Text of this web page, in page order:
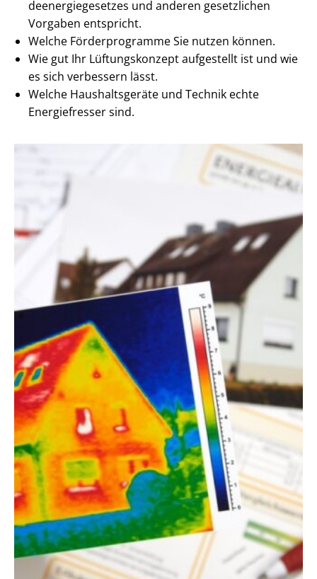
de­en­er­gie­ge­set­zes und anderen gesetzlichen
Vorgaben entspricht.
Welche Förderprogramme Sie nutzen können.
Wie gut Ihr Lüftungskonzept aufgestellt ist und wie
es sich verbessern lässt.
Welche Haushaltsgeräte und Technik echte
Energiefresser sind.